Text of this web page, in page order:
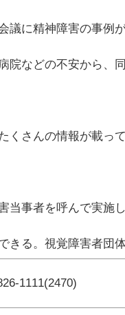
議に精神障害の事例
院などの不安から、
くさんの情報が載っ
当事者を呼んで実施
きる。視覚障害者団
1111(2470)